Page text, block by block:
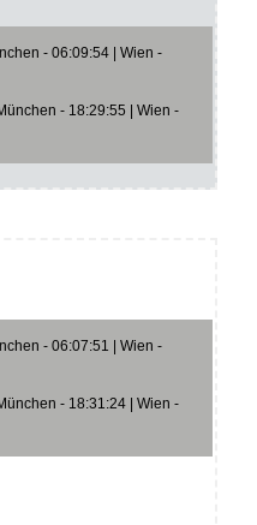
- 06:09:54 | Wien -
- 18:29:55 | Wien -
- 06:07:51 | Wien -
- 18:31:24 | Wien -